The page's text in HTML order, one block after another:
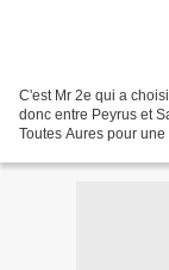
C'est Mr 2e qui a
donc entre Peyrus et
Toutes Aures pour